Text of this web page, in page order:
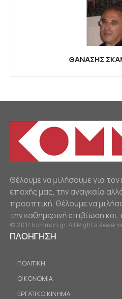
ΘΑΝΑΣΗΣ
Θέλουμε να μιλήσουμε για
εποχής μας, την αναγκαία
προοπτική. Θέλουμε να
την καθημερινή επιβίωση και
© 2017 kommon.gr. All Rights
ΠΛΟΗΓΗΣΗ
ΠΟΛΙΤΙΚΗ
ΟΙΚΟΝΟΜΙΑ
ΕΡΓΑΤΙΚΟ ΚΙΝΗΜΑ